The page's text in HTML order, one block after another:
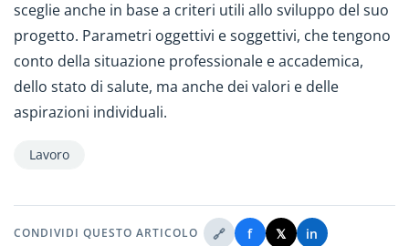
sceglie anche in base a criteri utili allo sviluppo del suo
progetto. Parametri oggettivi e soggettivi, che tengono
conto della situazione professionale e accademica,
dello stato di salute, ma anche dei valori e delle
aspirazioni individuali.
Lavoro
CONDIVIDI QUESTO ARTICOLO 🔗 f 𝕏 in